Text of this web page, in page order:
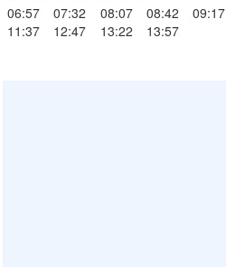
06:57
07:32 08:07 08:42 09:17
11:37
12:47 13:22 13:57